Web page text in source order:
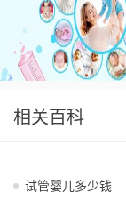
相关百科
试管婴儿多少钱